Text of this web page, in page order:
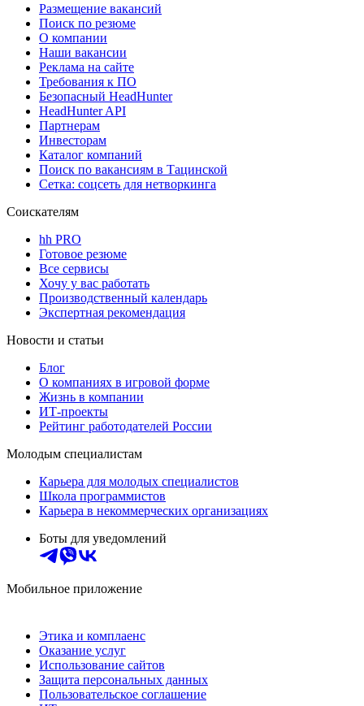
Размещение вакансий
Поиск по резюме
О компании
Наши вакансии
Реклама на сайте
Требования к ПО
Безопасный HeadHunter
HeadHunter API
Партнерам
Инвесторам
Каталог компаний
Поиск по вакансиям в Тацинской
Сетка: соцсеть для нетворкинга
Соискателям
hh PRO
Готовое резюме
Все сервисы
Хочу у вас работать
Производственный календарь
Экспертная рекомендация
Новости и статьи
Блог
О компаниях в игровой форме
Жизнь в компании
ИТ-проекты
Рейтинг работодателей России
Молодым специалистам
Карьера для молодых специалистов
Школа программистов
Карьера в некоммерческих организациях
Боты для уведомлений
Мобильное приложение
Этика и комплаенс
Оказание услуг
Использование сайтов
Защита персональных данных
Пользовательское соглашение